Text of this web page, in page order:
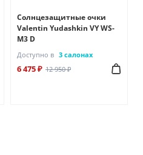
Солнцезащитные очки
Valentin Yudashkin VY WS-
M3 D
Доступно в 3 салонах
6 475 ₽ 12 950 ₽